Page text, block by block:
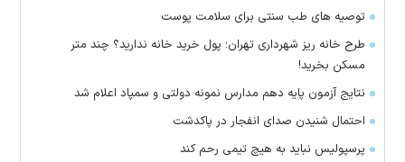
توصیه های طب سنتی برای سلامت پوست
طرح خانه ریز شهرداری تهران؛ پول خرید خانه ندارید؟ چند متر
مسکن بخرید!
نتایج آزمون پایه دهم مدارس نمونه دولتی و سمپاد اعلام شد
احتمال شنیدن صدای انفجار در پاکدشت
پرسپولیس نباید به هیچ تیمی رحم کند